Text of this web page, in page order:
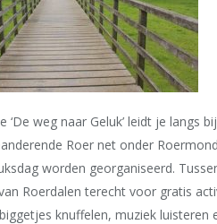
‘De weg naar Geluk’ leidt je langs
Roer net onder
worden georganiseerd.
Roerdalen terecht voor gratis
knuffelen, muziek luisteren